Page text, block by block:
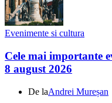
Evenimente si cultura
Cele mai importante
8 august 2026
De laAndrei Mureșan